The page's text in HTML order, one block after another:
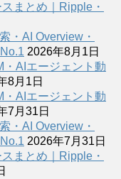
まとめ｜Ripple・
・AI Overview・
2026年8月1日
AIエージェント動
8月1日
AIエージェント動
7月31日
・AI Overview・
2026年7月31日
まとめ｜Ripple・